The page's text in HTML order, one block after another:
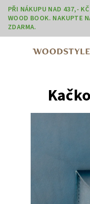
Přejít
obsah
PŘI NÁKUPU NAD 437,-
WOOD BOOK. NAKUPTE
ZDARMA.